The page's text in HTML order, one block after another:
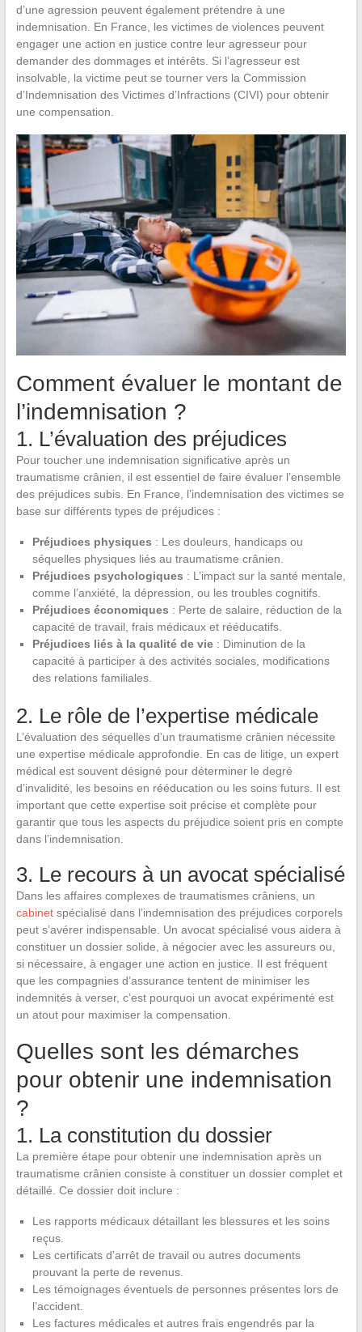
d’une agression peuvent également prétendre à une
indemnisation. En France, les victimes de violences peuvent
engager une action en justice contre leur agresseur pour
demander des dommages et intérêts. Si l’agresseur est
insolvable, la victime peut se tourner vers la Commission
d’Indemnisation des Victimes d’Infractions (CIVI) pour obtenir
une compensation.
Comment évaluer le montant de
l’indemnisation ?
1. L’évaluation des préjudices
Pour toucher une indemnisation significative après un
traumatisme crânien, il est essentiel de faire évaluer l’ensemble
des préjudices subis. En France, l’indemnisation des victimes se
base sur différents types de préjudices :
Préjudices physiques : Les douleurs, handicaps ou
séquelles physiques liés au traumatisme crânien.
Préjudices psychologiques : L’impact sur la santé mentale,
comme l’anxiété, la dépression, ou les troubles cognitifs.
Préjudices économiques : Perte de salaire, réduction de la
capacité de travail, frais médicaux et rééducatifs.
Préjudices liés à la qualité de vie: Diminution de la
capacité à participer à des activités sociales, modifications
des relations familiales.
2. Le rôle de l’expertise médicale
L’évaluation des séquelles d’un traumatisme crânien nécessite
une expertise médicale approfondie. En cas de litige, un expert
médical est souvent désigné pour déterminer le degré
d’invalidité, les besoins en rééducation ou les soins futurs. Il est
important que cette expertise soit précise et complète pour
garantir que tous les aspects du préjudice soient pris en compte
dans l’indemnisation.
3. Le recours à un avocat spécialisé
Dans les affaires complexes de traumatismes crâniens, un
cabinetspécialisé dans l’indemnisation des préjudices corporels
peut s’avérer indispensable. Un avocat spécialisé vous aidera à
constituer un dossier solide, à négocier avec les assureurs ou,
si nécessaire, à engager une action en justice. Il est fréquent
que les compagnies d’assurance tentent de minimiser les
indemnités à verser, c’est pourquoi un avocat expérimenté est
un atout pour maximiser la compensation.
Quelles sont les démarches
pour obtenir une indemnisation
?
1. La constitution du dossier
La première étape pour obtenir une indemnisation après un
traumatisme crânien consiste à constituer un dossier complet et
détaillé. Ce dossier doit inclure :
Les rapports médicaux détaillant les blessures et les soins
reçus.
Les certificats d’arrêt de travail ou autres documents
prouvant la perte de revenus.
Les témoignages éventuels de personnes présentes lors de
l’accident.
Les factures médicales et autres frais engendrés par la